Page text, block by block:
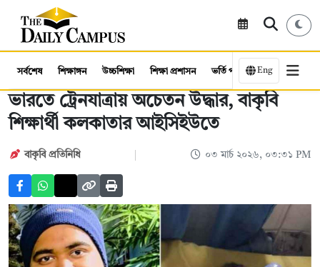
সর্বশেষ শিক্ষাঙ্গন উচ্চশিক্ষা শিক্ষা প্রশাসন ভর্তি পরীক্ষা কর্মসংস্থান
Eng
ভারতে ট্রেনযাত্রায় অচেতন উদ্ধার, বাকৃবি
শিক্ষার্থী কলকাতার আইসিইউতে
বাকৃবি প্রতিনিধি ০৩ মার্চ ২০২৬, ০৩:৩১ PM